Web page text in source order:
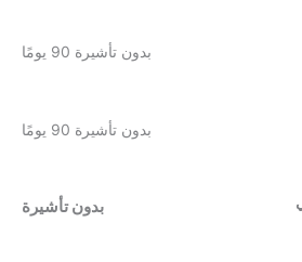
بدون تأشيرة 90 يومًا
بدون تأشيرة 90 يومًا
بدون تأشيرة